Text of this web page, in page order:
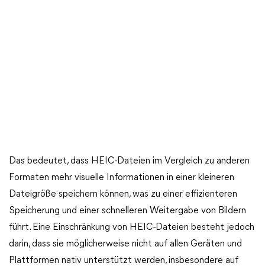
Das bedeutet, dass HEIC-Dateien im Vergleich zu anderen
Formaten mehr visuelle Informationen in einer kleineren
Dateigröße speichern können, was zu einer effizienteren
Speicherung und einer schnelleren Weitergabe von Bildern
führt. Eine Einschränkung von HEIC-Dateien besteht jedoch
darin, dass sie möglicherweise nicht auf allen Geräten und
Plattformen nativ unterstützt werden, insbesondere auf